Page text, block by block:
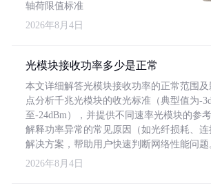
轴荷限值标准
2026年8月4日
光模块接收功率多少是正常
本文详细解答光模块接收功率的正常范围
点分析千兆光模块的收光标准（典型值为-
至-24dBm），并提供不同速率光模块的参
解释功率异常的常见原因（如光纤损耗、连
解决方案，帮助用户快速判断网络性能问题
2026年8月4日